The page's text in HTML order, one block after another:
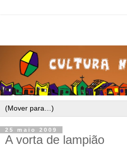
25 maio 2009
A vorta de lampião